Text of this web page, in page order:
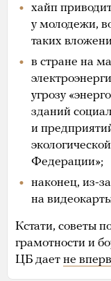
хайп
у молодежи,
таких
в стране на
угрозу
зданий
и
Федерации»;
наконец, из-
на
Кстати, советы
грамотности и
ЦБ дает не